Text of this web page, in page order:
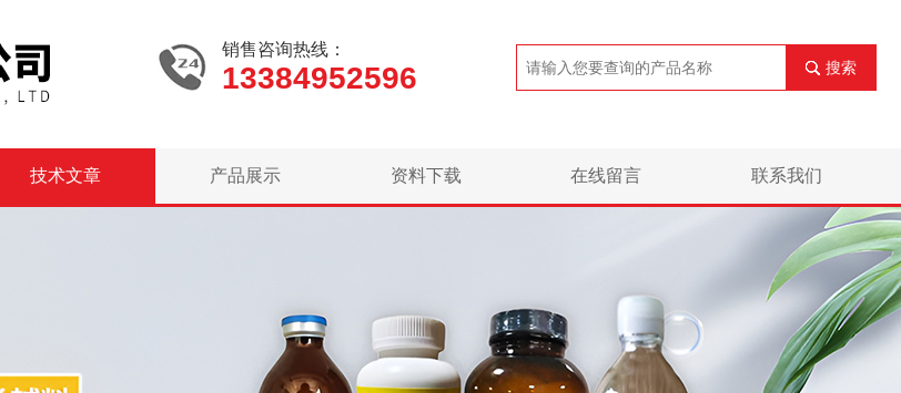
销售咨询热线：
13384952596 搜索
技术文章 产品展示 资料下载 在线留言 联系我们